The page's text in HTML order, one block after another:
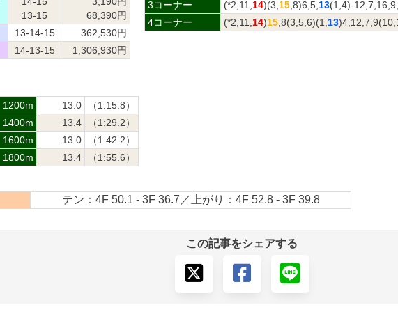
13-15
68,390円
13-14-15
362,530円
14-13-15 1,306,930円
3コーナー
(*2,11, 14)(3, 15 ,8)6,5, 13(1,4)-
4コーナー
(*2,11, 14)15 ,8(3,5,6)(1, 13
1200m 13.0
（1:15.8）
1400m
13.4
（1:29.2）
1600m
13.0
（1:42.2）
1800m
13.4 （1:55.6）
テン：4F 50.1 - 3F 36.7／上がり：4F 52.8 - 3F 39.8
この記事をシェアする